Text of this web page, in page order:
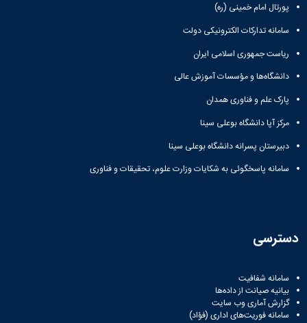
پورتال امام خمینی (ره)
سامانه تدارکات الکترونیکی دولت
ریاست جمهوری اسلامی ایران
دانشگاه‌ها و مؤسسات آموزش عالی
پارک علم و فناوری همدان
مرکز آپا دانشگاه بوعلی سینا
دبیرستان پسرانه دانشگاه بوعلی سینا
سامانه پاسخگوئی به شکایات وزارت علوم، تحقیقات و فناوری
دسترسی
سامانه شفافیت
بیانیه صیانت از داده‌ها
گزارش آماری وب‌ سایت
سامانه فوریت‌های اداری (فؤاد)